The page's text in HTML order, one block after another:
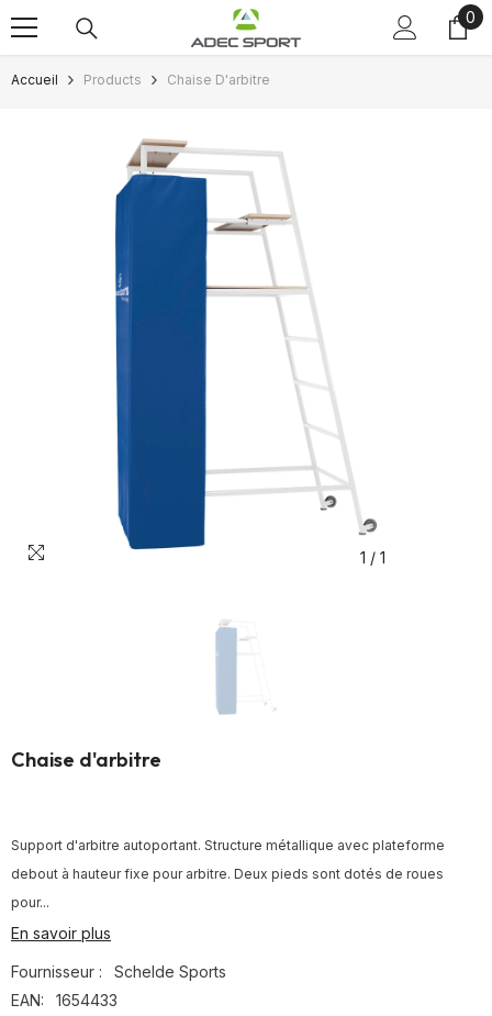
Passer au contenu 0
0
Accueil Products Chaise D'arbitre
1 / 1
Chaise d'arbitre
Support d'arbitre autoportant. Structure métallique avec plateforme
debout à hauteur fixe pour arbitre. Deux pieds sont dotés de roues
pour...
En savoir plus
Fournisseur :
Schelde Sports
EAN:
1654433